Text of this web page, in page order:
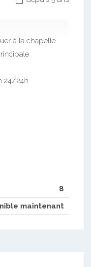
à la chapelle
24/24h
8
maintenant